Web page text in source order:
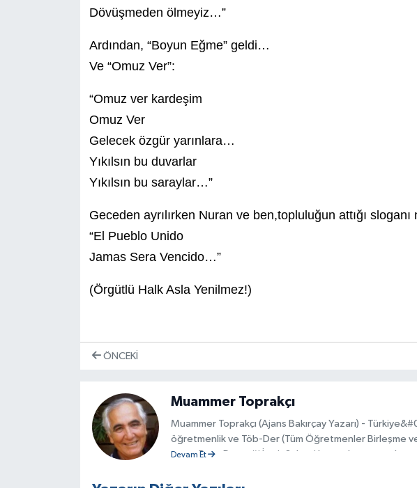
Dövüşmeden ölmeyiz…”
Ardından, “Boyun Eğme” geldi…
Ve “Omuz Ver”:
“Omuz ver kardeşim
Omuz Ver
Gelecek özgür yarınlara…
Yıkılsın bu duvarlar
Yıkılsın bu saraylar…”
Geceden ayrılırken Nuran ve ben,topluluğun attığı sloganı
“El Pueblo Unido
Jamas Sera Vencido…”
(Örgütlü Halk Asla Yenilmez!)
ÖNCEKI
Muammer Toprakçı
Muammer Toprakçı (Ajans Bakırçay Yazarı) -
öğretmenlik ve Töb-Der (Tüm Öğretmenler Birleşme
yaptı. Barış Derneği İzmir Şubesi kurucuları arasında
konuşmaları ve düzenlediği etkinlikler nedeniyle davalar
Devam Et